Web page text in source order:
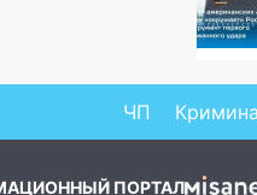
На нескольких
временно
В Ульяновске двоих
ЧП
ПОРТАЛ